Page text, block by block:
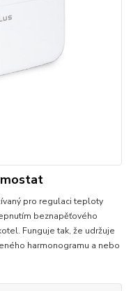
pro regulaci teploty
beznapěťového
Funguje tak, že udržuje
harmonogramu a nebo